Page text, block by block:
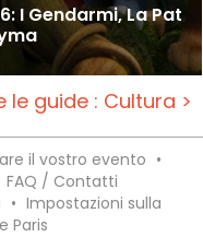
I Gendarmi, La Pat
le guide : Cultura >
il vostro evento •
FAQ / Contatti
• Impostazioni sulla
Paris